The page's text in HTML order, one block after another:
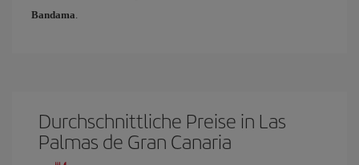
Bandama.
Durchschnittliche Preise in Las
Palmas de Gran Canaria